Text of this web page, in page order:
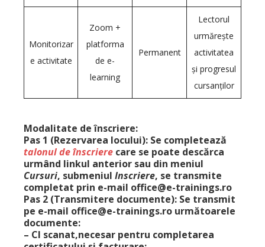
Monitorizar
e activitate
Zoom +
platforma
de e-
learning
Permanent
Lectorul
urmărește
activitatea
și progresul
cursanților
Modalitate de înscriere:
Pas 1 (Rezervarea locului): Se completează
talonul de înscriere care se poate descărca
urmând linkul anterior sau din meniul
Cursuri, submeniul Inscriere, se transmite
completat prin e-mail office@e-trainings.ro
Pas 2 (Transmitere documente): Se transmit
pe e-mail office@e-trainings.ro următoarele
documente:
– CI scanat,necesar pentru completarea